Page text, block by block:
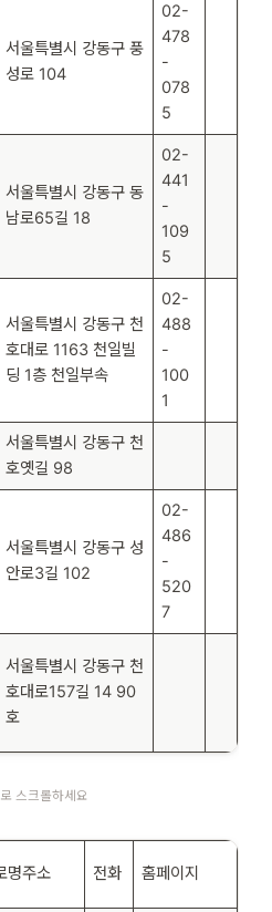
서울특별시 강동구 풍
성로 104
02-
478
-
078
5
서울특별시 강동구 동
남로65길 18
02-
441
-
109
5
서울특별시 강동구 천
호대로 1163 천일빌
딩 1층 천일부속
02-
488
-
100
1
서울특별시 강동구 천
호옛길 98
서울특별시 강동구 성
안로3길 102
02-
486
-
520
7
서울특별시 강동구 천
호대로157길 14 90
호
명주소 전화 홈페이지